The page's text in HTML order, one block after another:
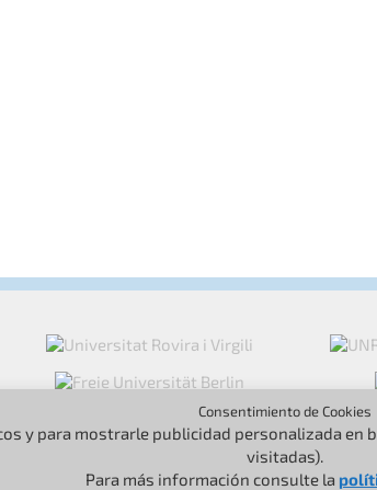
Consentimiento de Cookies
y para mostrarle publicidad personalizada en
visitadas).
Para más información consulte la